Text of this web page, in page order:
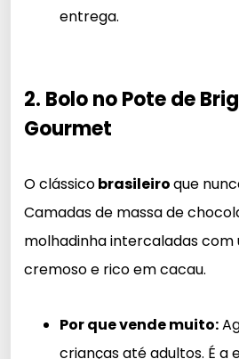
entrega.
2. Bolo no Pote de
Gourmet
O clássicobrasileiroque
Camadas de massa de
molhadinha intercaladas com
cremoso e rico em cacau.
Por que vende muito:
crianças até adultos. É a